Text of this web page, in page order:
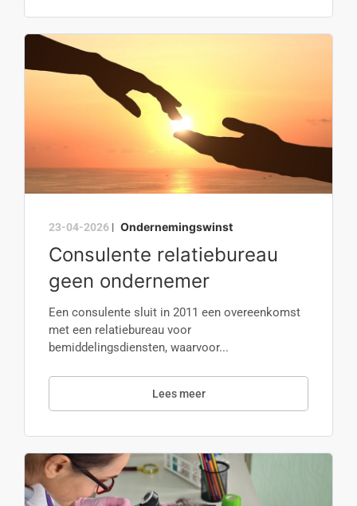
23-04-2026 | Ondernemingswinst
Consulente relatiebureau
geen ondernemer
Een consulente sluit in 2011 een overeenkomst
met een relatiebureau voor
bemiddelingsdiensten, waarvoor...
Lees meer